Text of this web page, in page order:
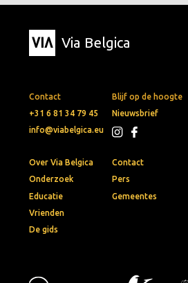
Via Belgica
Contact
+31 6 81 34 79 45
info@viabelgica.eu
Blijf op de hoogte
Nieuwsbrief
Over Via Belgica
Onderzoek
Educatie
Vrienden
De gids
Contact
Pers
Gemeentes